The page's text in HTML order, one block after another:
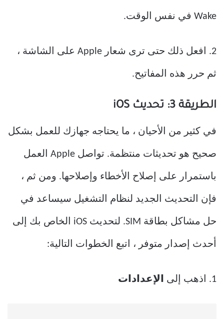
Wake في نفس الوقت.
2. افعل ذلك حتى ترى شعار Apple على الشاشة ،
ثم حرر هذه المفاتيح.
الطريقة 3: تحديث iOS
في كثير من الأحيان ، ما يحتاجه جهازك للعمل بشكل
صحيح هو تحديثات منتظمة. تواصل Apple العمل
باستمرار على إصلاح الأخطاء وإصلاحها. ومن ثم ،
فإن التحديث الجديد لنظام التشغيل سيساعد في
حل مشاكل بطاقة SIM. لتحديث iOS الخاص بك إلى
أحدث إصدار متوفر ، اتبع الخطوات التالية:
1. اذهب إلى الإعدادات